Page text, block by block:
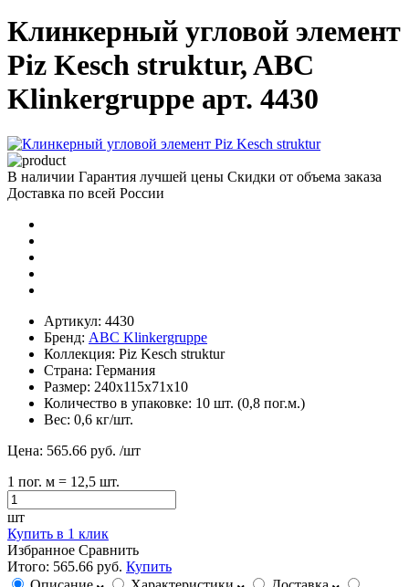
Клинкерный угловой элемент
Piz Kesch struktur, ABC
Klinkergruppe арт. 4430
В наличии Гарантия лучшей цены Скидки от объема заказа
Доставка по всей России
Артикул: 4430
Бренд: ABC Klinkergruppe
Коллекция: Piz Kesch struktur
Страна: Германия
Размер: 240х115х71х10
Количество в упаковке: 10 шт. (0,8 пог.м.)
Вес: 0,6 кг/шт.
Цена: 565.66 руб. /шт
1 пог. м = 12,5 шт.
шт
Купить в 1 клик
Избранное Сравнить
Итого: 565.66 руб. Купить